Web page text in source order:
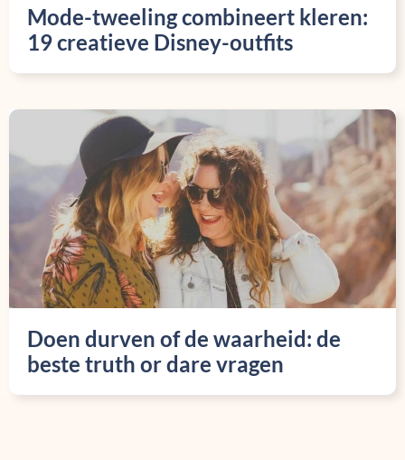
Mode-tweeling combineert kleren:
19 creatieve Disney-outfits
Doen durven of de waarheid: de
beste truth or dare vragen